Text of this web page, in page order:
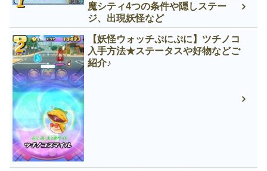
魔シティ4つの条件や隠しステー
ジ、出現妖怪など
【妖怪ウォッチぷにぷに】ツチノコ
入手方法★ステータスや好物などご
紹介♪